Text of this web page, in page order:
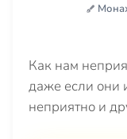
Как нам
даже если они
неприятно и